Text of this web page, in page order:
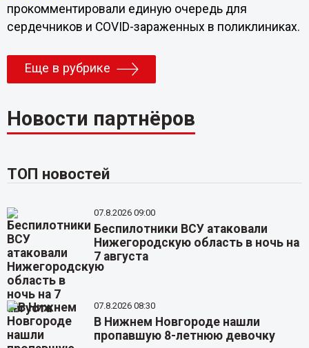
прокомментировали единую очередь для
сердечников и COVID-зараженных в поликлиниках.
Еще в рубрике
Новости партнёров
ТОП новостей
07.8.2026 09:00
Беспилотники ВСУ атаковали
Нижегородскую область в ночь на
7 августа
07.8.2026 08:30
В Нижнем Новгороде нашли
пропавшую 8-летнюю девочку